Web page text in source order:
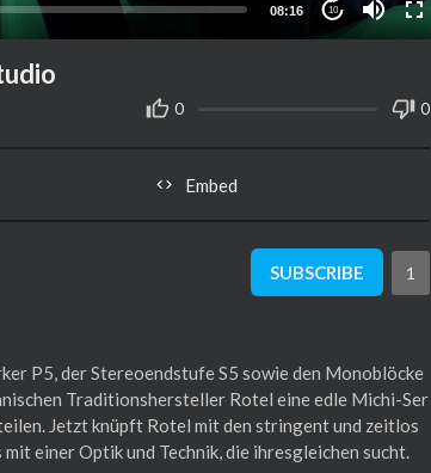
08:16 10
0 0
Embed
SUBSCRIBE 1
P5, der Stereoendstufe S5 sowie den Monoblöcke
Traditionshersteller Rotel eine edle Michi-Ser
Jetzt knüpft Rotel mit den stringent und zeitlos
einer Optik und Technik, die ihresgleichen sucht.